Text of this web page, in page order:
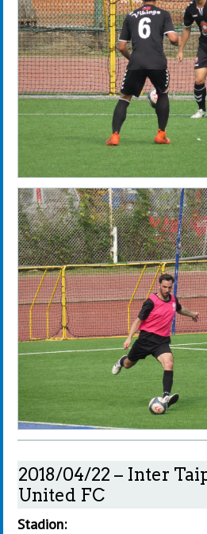
2018/04/22 – Inter
United FC
Stadion: